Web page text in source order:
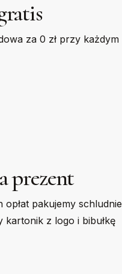
za 0 zł przy każdym
prezent
opłat pakujemy
kartonik z logo i bibułkę